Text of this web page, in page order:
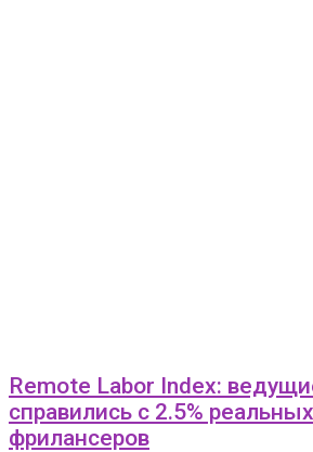
Remote Labor Index:
справились с 2.5%
фрилансеров